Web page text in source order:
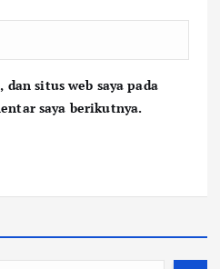
situs web saya pada
saya berikutnya.